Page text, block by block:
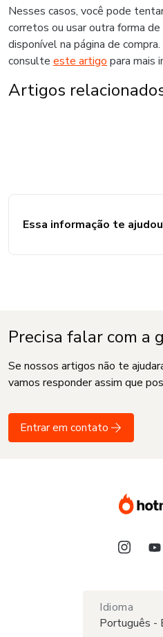
Nesses casos, você pode
corretos ou usar outra forma
disponível na página de
consulte este artigo para mais
Artigos
Essa informação te
Precisa falar com a
Se nossos artigos não te
vamos responder assim que
Entrar em contato
Idioma
Português -